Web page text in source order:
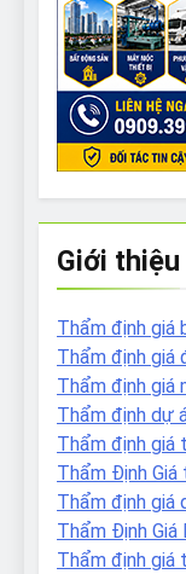
Giới thiệu
Thẩm định giá
Thẩm định giá
Thẩm định giá
Thẩm định dự
Thẩm định giá
Thẩm Định Giá
Thẩm định giá
Thẩm Định
Thẩm định